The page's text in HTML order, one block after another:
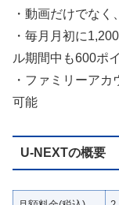
・動画だけでな
・毎月月初に
ル期間中も600ポ
・ファミリーア
可能
U-NEXTの概要